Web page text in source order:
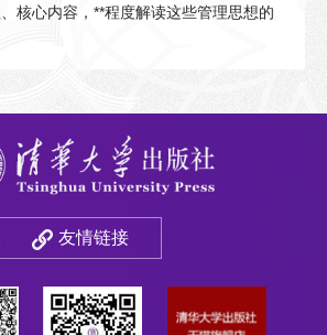
核心内容，**程度解读这些管理思想的
友情链接